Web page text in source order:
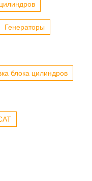
Генераторы
блока цилиндров